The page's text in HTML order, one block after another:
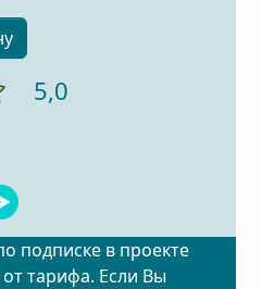
5,0
подписке в проекте
тарифа. Если Вы